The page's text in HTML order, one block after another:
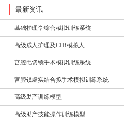
最新资讯
基础护理学综合模拟训练系统
高级成人护理及CPR模拟人
宫腔电切镜手术模拟训练系统
宫腔镜虚实结合拟手术模拟训练系统
高级助产训练模型
高级助产技能操作训练模型